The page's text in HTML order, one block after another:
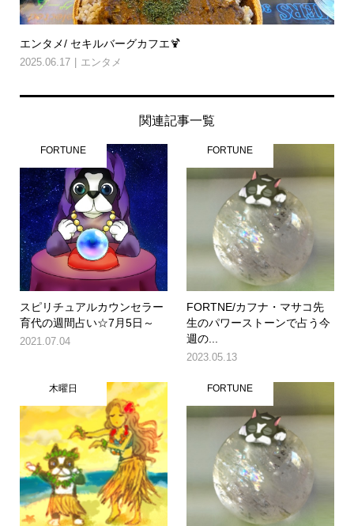
エンタメ/ セキルバーグカフエ🍹
2025.06.17 エンタメ
関連記事一覧
FORTUNE
スピリチュアルカウンセラー
育代の週間占い☆7月5日～
2021.07.04
FORTUNE
FORTNE/カフナ・マサコ先
生のパワーストーンで占う今
週の...
2023.05.13
木曜日 FORTUNE